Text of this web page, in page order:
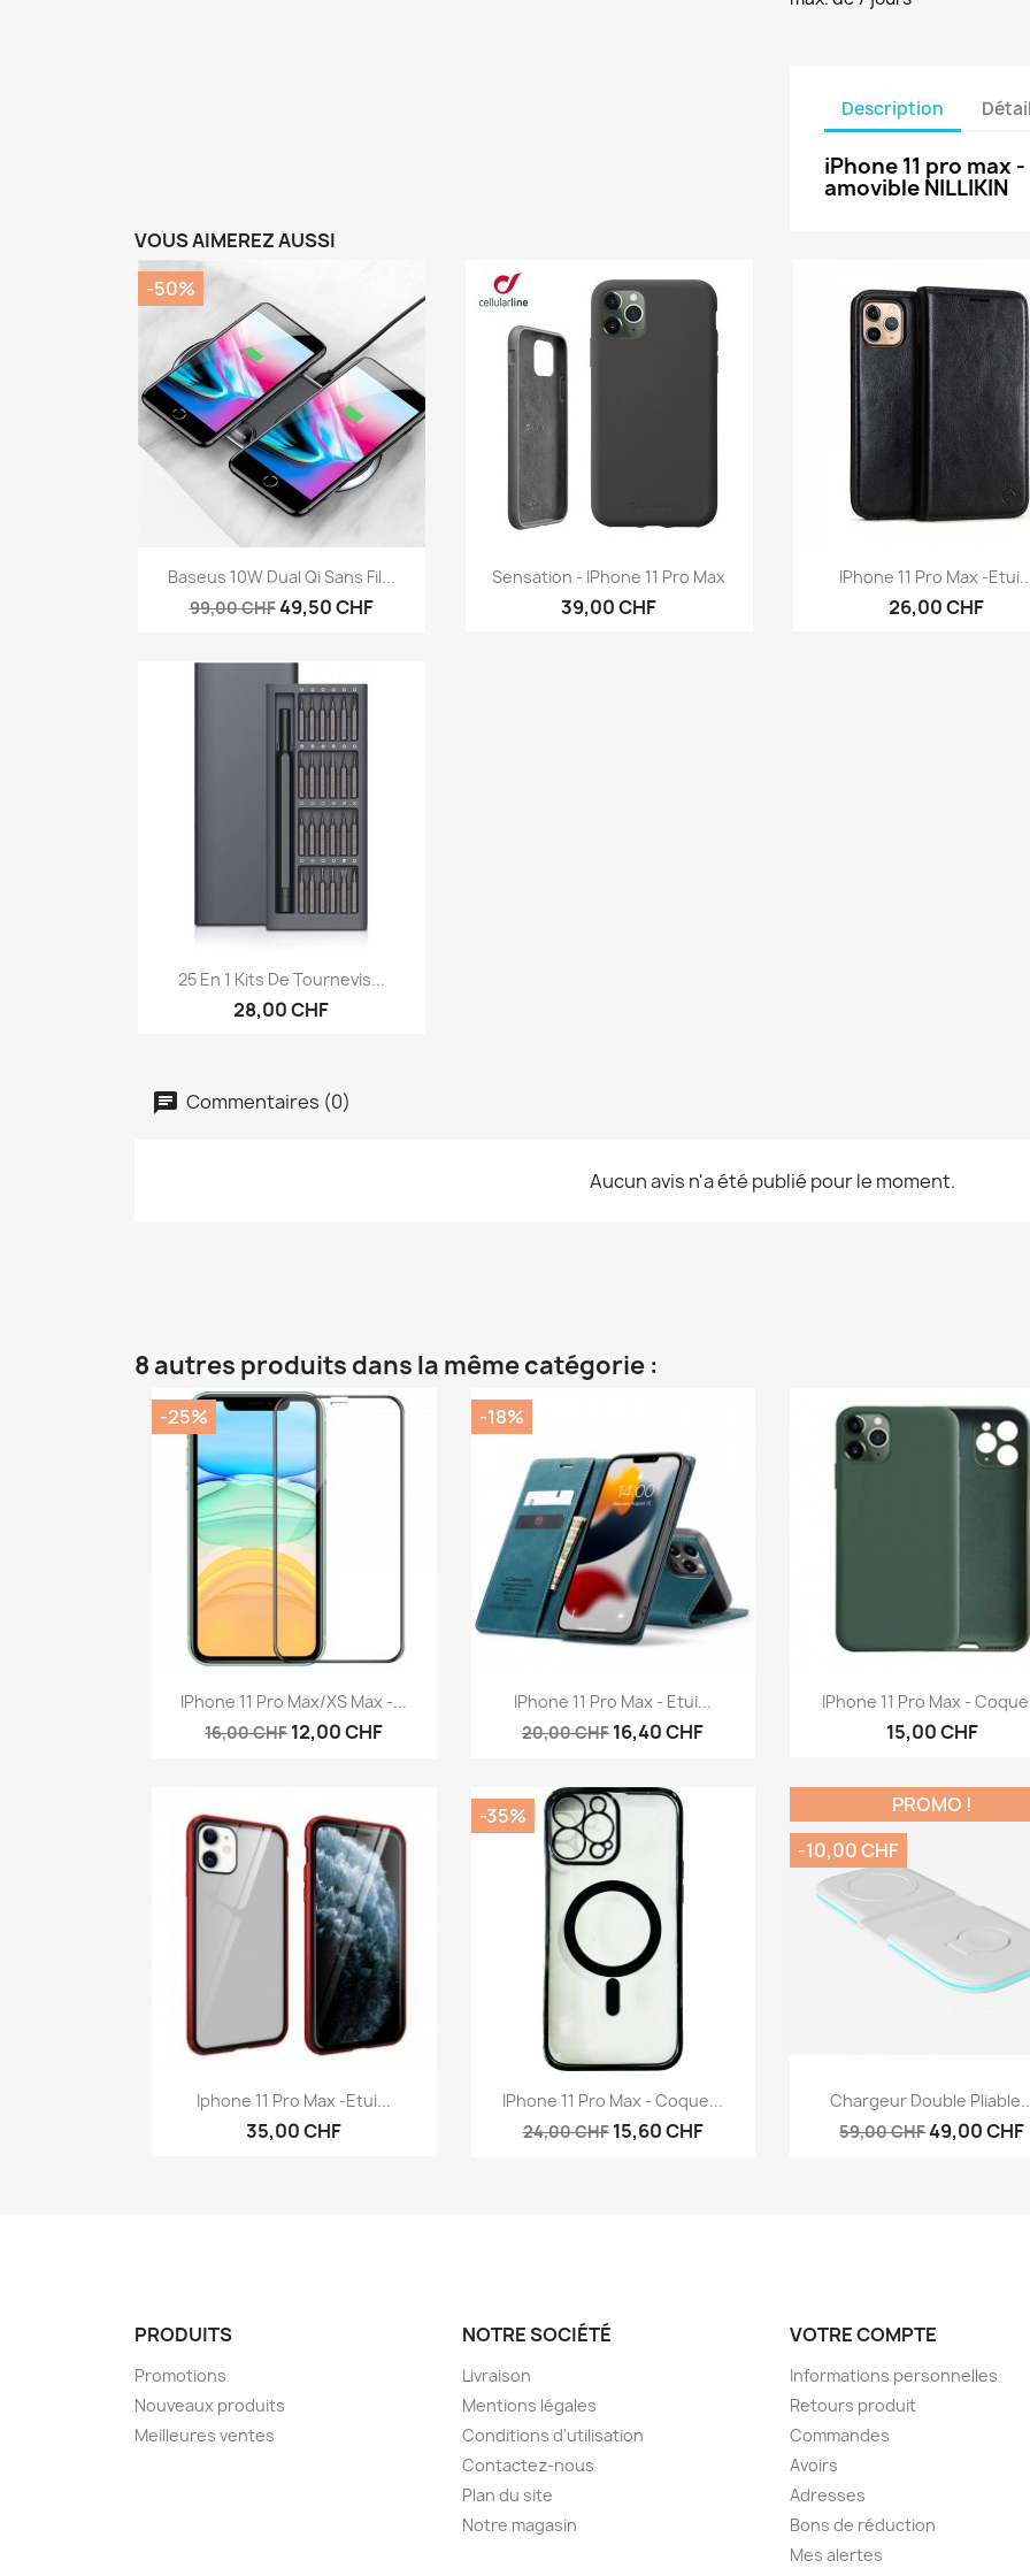
Description
iPhone 11 pro max
amovible NILLIKIN
VOUS AIMEREZ AUSSI
 Aperçu rapide
Baseus 10W Dual Qi Sans Fil...
99,00 CHF49,50 CHF
-50%
Aperçu rapide
Sensation - IPhone 11 Pro Max
39,00 CHF
Aperçu rapide
IPhone 11 Pro Max -
26,00 CHF
 Aperçu rapide
25 En 1 Kits De Tournevis...
28,00 CHF
Commentaires (0)
Aucun avis n'a été publié pour le moment.
8 autres produits dans la même catégorie :
Aperçu rapide
IPhone 11 Pro Max/XS Max -...
16,00 CHF12,00 CHF
-25%
Aperçu rapide
IPhone 11 Pro Max - Etui...
20,00 CHF16,40 CHF
-18%
 Aperçu rapide
IPhone 11 Pro Max -
15,00 CHF
Aperçu rapide
Iphone 11 Pro Max -Etui...
35,00 CHF
 Aperçu rapide
IPhone 11 Pro Max - Coque...
24,00 CHF 15,60 CHF
-35%
Aperçu rapide
Chargeur Double
59,00 CHF49,00 CHF
PROMO !
-10,00 CHF
PRODUITS
Promotions
Nouveaux produits
Meilleures ventes
NOTRE SOCIÉTÉ
Livraison
Mentions légales
Conditions d'utilisation
Contactez-nous
Plan du site
Notre magasin
VOTRE COMPTE
Informations personnelles
Retours produit
Commandes
Avoirs
Adresses
Bons de réduction
Mes alertes